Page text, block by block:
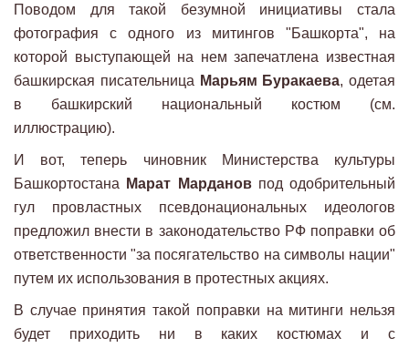
Поводом для такой безумной инициативы стала
фотография с одного из митингов "Башкорта", на
которой выступающей на нем запечатлена известная
башкирская писательница Марьям Буракаева, одетая
в башкирский национальный костюм (см.
иллюстрацию).
И вот, теперь чиновник Министерства культуры
Башкортостана
Марат Мардановпод одобрительный
гул провластных псевдонациональных идеологов
предложил внести в законодательство РФ поправки об
ответственности "за посягательство на символы нации"
путем их использования в протестных акциях.
В случае принятия такой поправки на митинги нельзя
будет приходить ни в каких костюмах и с